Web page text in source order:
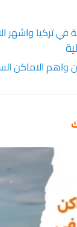
في تركيا واشهر
واهم الاماكن